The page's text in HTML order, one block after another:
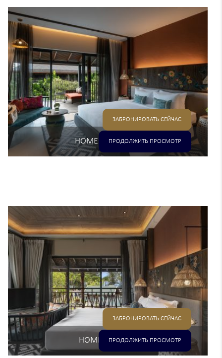
НОМЕР SUPERIOR
ЗАБРОНИРОВАТЬ СЕЙЧАС
ПРОДОЛЖИТЬ ПРОСМОТР
НОМЕР DELUXE
ЗАБРОНИРОВАТЬ СЕЙЧАС
ПРОДОЛЖИТЬ ПРОСМОТР